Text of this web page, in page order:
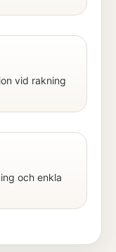
vid rakning
och enkla